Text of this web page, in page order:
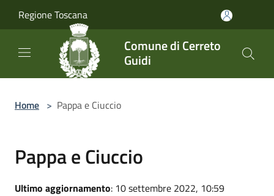
Regione Toscana
Comune di Cerreto
Guidi
Home > Pappa e Ciuccio
Pappa e Ciuccio
Ultimo aggiornamento: 10 settembre 2022, 10:59